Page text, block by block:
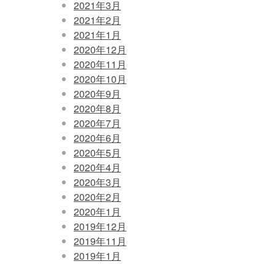
2021年3月
2021年2月
2021年1月
2020年12月
2020年11月
2020年10月
2020年9月
2020年8月
2020年7月
2020年6月
2020年5月
2020年4月
2020年3月
2020年2月
2020年1月
2019年12月
2019年11月
2019年1月